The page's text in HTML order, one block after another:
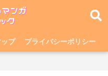
プ プライバシーポリシー